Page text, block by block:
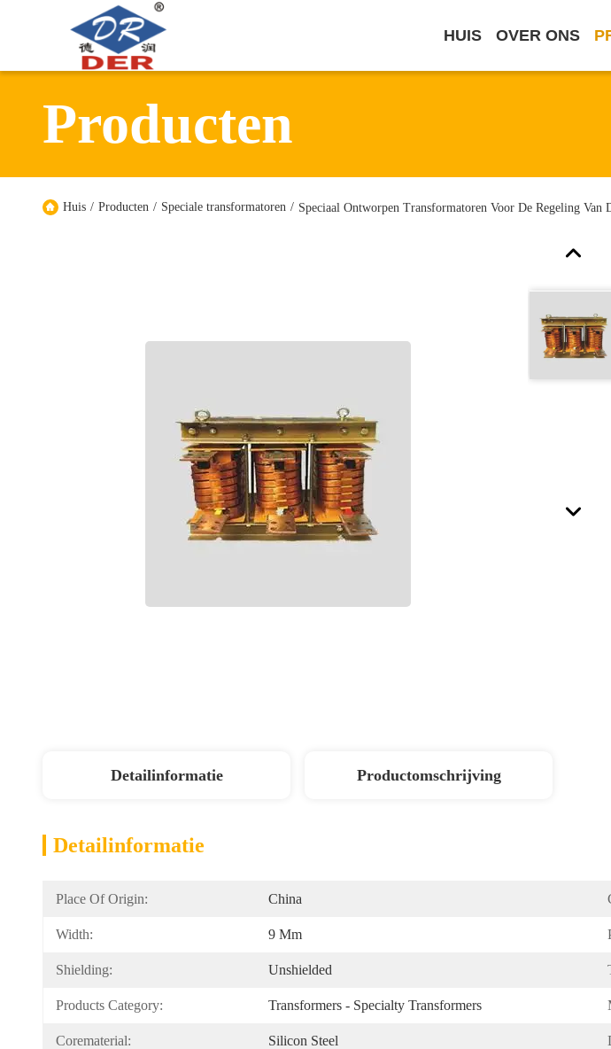
HUIS OVER ONS
Producten
Huis / Producten / Speciale transformatoren / Speciaal Ontworpen Transformatoren Voor De Regeling
Detailinformatie Productomschrijving
Detailinformatie
Place Of Origin: China
Width: 9 Mm
Shielding: Unshielded
Products Category: Transformers - Specialty Transformers
Corematerial: Silicon Steel